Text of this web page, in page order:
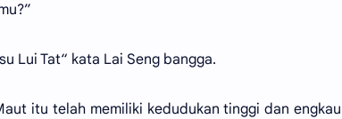
Lui Tat“ kata Lai Seng bangga.
itu telah memiliki kedudukan tinggi dan engkau